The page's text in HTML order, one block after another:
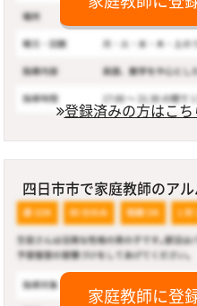
登録済みの方はこ
四日市市で家庭教師のア
家庭教師に登